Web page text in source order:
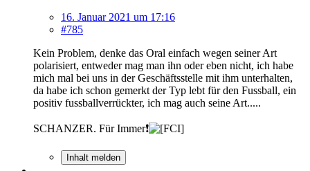
16. Januar 2021 um 17:16
#785
Kein Problem, denke das Oral einfach wegen seiner Art
polarisiert, entweder mag man ihn oder eben nicht, ich habe
mich mal bei uns in der Geschäftsstelle mit ihm unterhalten,
da habe ich schon gemerkt der Typ lebt für den Fussball, ein
positiv fussballverrückter, ich mag auch seine Art.....
SCHANZER. Für Immer❗
Inhalt melden